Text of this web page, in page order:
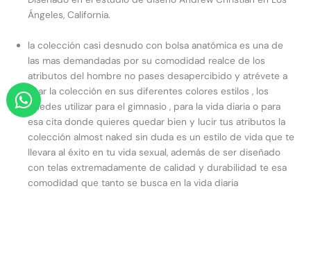
W
h
a
t
s
a
Ángeles, California.
la colección casi desnudo con bolsa anatómica es una de
las mas demandadas por su comodidad realce de los
atributos del hombre no pases desapercibido y atrévete a
usar la colección en sus diferentes colores estilos , los
puedes utilizar para el gimnasio , para la vida diaria o para
esa cita donde quieres quedar bien y lucir tus atributos la
colección almost naked sin duda es un estilo de vida que te
llevara al éxito en tu vida sexual, además de ser diseñado
con telas extremadamente de calidad y durabilidad te esa
comodidad que tanto se busca en la vida diaria